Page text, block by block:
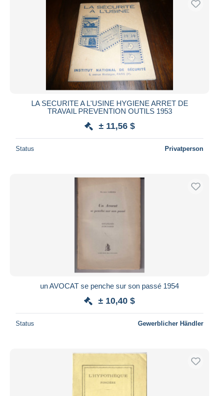
LA SECURITE A L'USINE HYGIENE ARRET DE
TRAVAIL PREVENTION OUTILS 1953
± 11,56 $
Status Privatperson
un AVOCAT se penche sur son passé 1954
± 10,40 $
Status Gewerblicher Händler